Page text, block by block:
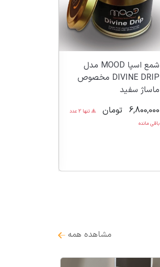
شمع اسپا MOOD مدل
DIVINE DRIP مخصوص
ماساژ سفید
6,800,000 تومان
تنها 2 عدد
باقی مانده
مشاهده همه